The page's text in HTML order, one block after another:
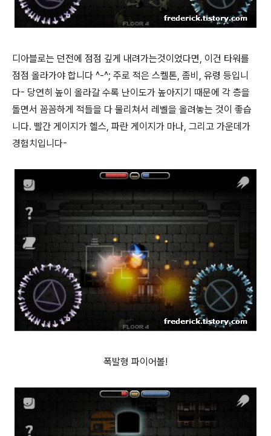
디아블로는 던전에 점점 깊게 내려가는것이었다면, 이건 타워를
점점 올라가야 합니다 ^-^; 주로 적은 스켈톤, 좀비, 유령 등입니
다- 당연히 높이 올라갈 수록 난이도가 높아지기 때문에 각 층을
돌면서 꼼꼼하게 적들을 다 물리쳐서 레벨을 올려놓는 것이 좋습
니다. 빨간 게이지가 헬스, 파란 게이지가 마나, 그리고 가운데가
경험치입니다-
폭발형 파이어볼!